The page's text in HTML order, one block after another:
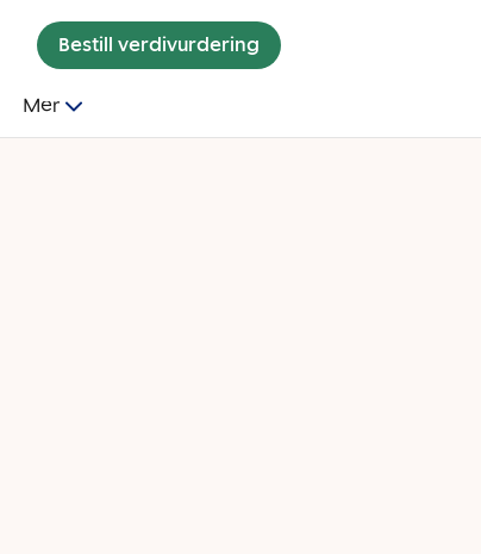
Bestill verdivurdering
Mer